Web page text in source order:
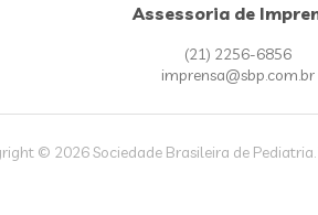
Assessoria de
(21) 2256-6856
imprensa@sbp.com.br
© 2026 Sociedade Brasileira de Pediatria.